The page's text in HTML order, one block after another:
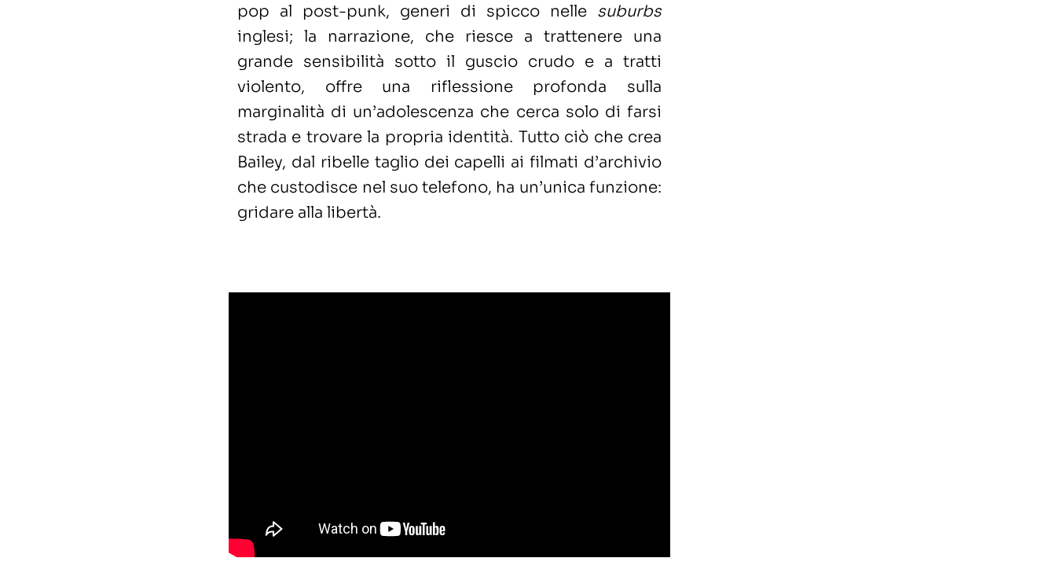
pop al post-punk, generi di spicco nelle suburbs
inglesi; la narrazione, che riesce a trattenere una
grande sensibilità sotto il guscio crudo e a tratti
violento, offre una riflessione profonda sulla
marginalità di un’adolescenza che cerca solo di farsi
strada e trovare la propria identità. Tutto ciò che crea
Bailey, dal ribelle taglio dei capelli ai filmati d’archivio
che custodisce nel suo telefono, ha un’unica funzione:
gridare alla libertà.